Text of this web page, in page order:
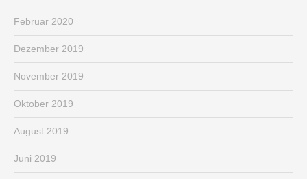
Februar 2020
Dezember 2019
November 2019
Oktober 2019
August 2019
Juni 2019